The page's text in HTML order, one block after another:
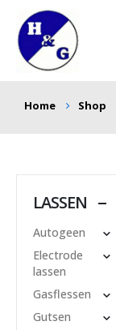
Home Shop
LASSEN
Autogeen
Electrode
lassen
Gasflessen
Gutsen